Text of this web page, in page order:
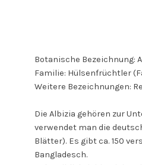
Botanische Bezeichnung:
Familie: Hülsenfrüchtler
Weitere Bezeichnungen:
Die Albizia gehören zur
verwendet man die
Blätter). Es gibt ca. 150
Bangladesch.